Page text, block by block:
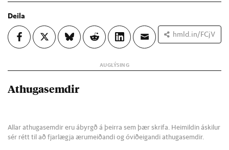
Deila
hmld.in/FCjV
Athugasemdir
Allar athugasemdir eru ábyrgð á þeirra sem þær skrifa. Heimildin áskilur
sér rétt til að fjarlægja ærumeiðandi og óviðeigandi athugasemdir.